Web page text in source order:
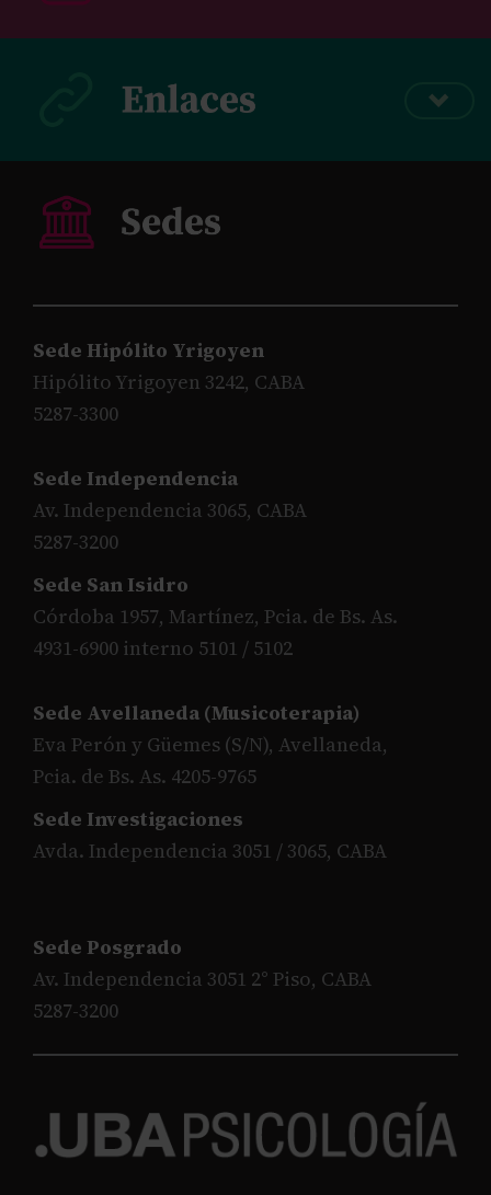
Sede Hipólito Yrigoyen
Hipólito Yrigoyen 3242, CABA
5287-3300
Sede Independencia
Av. Independencia 3065, CABA
5287-3200
Sede San Isidro
Córdoba 1957, Martínez, Pcia. de Bs. As.
4931-6900 interno 5101 / 5102
Sede Avellaneda (Musicoterapia)
Eva Perón y Güemes (S/N), Avellaneda,
Pcia. de Bs. As. 4205-9765
Sede Investigaciones
Avda. Independencia 3051 / 3065, CABA
Sede Posgrado
Av. Independencia 3051 2° Piso, CABA
5287-3200